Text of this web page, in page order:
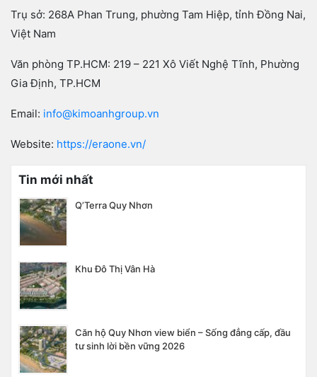
Trụ sở: 268A Phan Trung, phường Tam Hiệp, tỉnh Đồng Nai,
Việt Nam
Văn phòng TP.HCM: 219 – 221 Xô Viết Nghệ Tĩnh, Phường
Gia Định, TP.HCM
Email: info@kimoanhgroup.vn
Website: https://eraone.vn/
Tin mới nhất
Q’Terra Quy Nhơn
Khu Đô Thị Vân Hà
Căn hộ Quy Nhơn view biển – Sống đẳng cấp, đầu
tư sinh lời bền vững 2026